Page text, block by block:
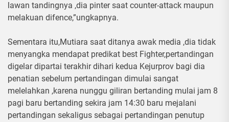
lawan tandingnya ,dia pinter saat counter-attack maupun
melakuan difence,”ungkapnya.
Sementara itu,Mutiara saat ditanya awak media ,dia tidak
menyangka mendapat predikat best Fighter,pertandingan
digelar dipartai terakhir dihari kedua Kejurprov bagi dia
penatian sebelum pertandingan dimulai sangat
melelahkan ,karena nunggu giliran bertanding mulai jam 8
pagi baru bertanding sekira jam 14:30 baru mejalani
pertandingan sekaligus sebagai pertandingan penutup